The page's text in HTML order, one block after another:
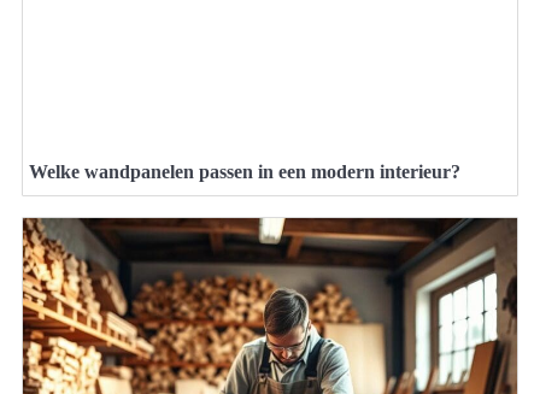
Welke wandpanelen passen in een modern interieur?